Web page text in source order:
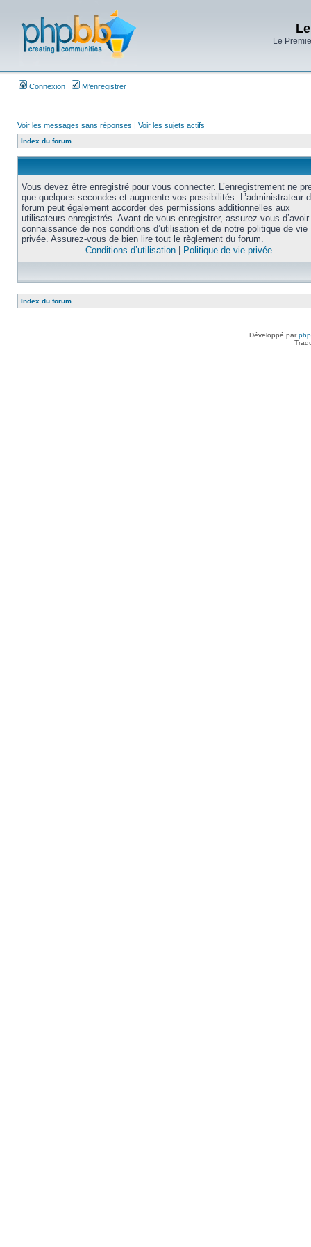
Le
Connexion M’enregistrer
Voir les messages sans réponses | Voir les sujets actifs
Index du forum
Vous devez être enregistré pour vous connecter. L’enregistrement ne
que quelques secondes et augmente vos possibilités. L’administrateur
forum peut également accorder des permissions additionnelles aux
utilisateurs enregistrés. Avant de vous enregistrer, assurez-vous
connaissance de nos conditions d’utilisation et de notre politique de vie
privée. Assurez-vous de bien lire tout le règlement du forum.
Conditions d’utilisation
Politique de vie privée
Index du forum
Développé par